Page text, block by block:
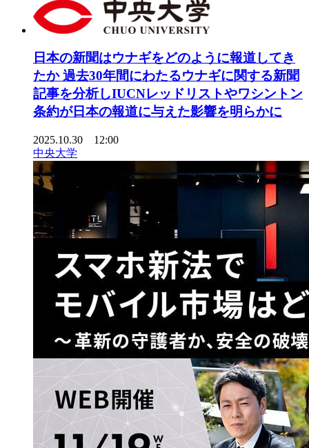
日本の新聞はウナギをどのように報道してき
たか 過去30年間にわたるウナギに関する新聞
記事を分析しIUCNレッドリストやワシントン
条約が日本の報道に与えた影響を明らかに
2025.10.30 12:00
中央大学